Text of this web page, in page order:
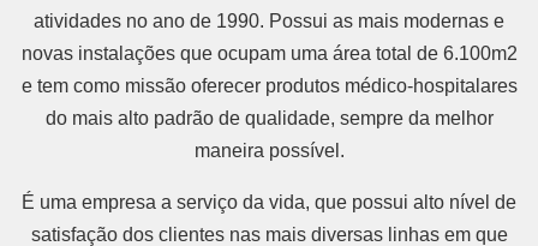
atividades no ano de 1990. Possui as mais modernas e
novas instalações que ocupam uma área total de 6.100m2
e tem como missão oferecer produtos médico-hospitalares
do mais alto padrão de qualidade, sempre da melhor
maneira possível.
É uma empresa a serviço da vida, que possui alto nível de
satisfação dos clientes nas mais diversas linhas em que